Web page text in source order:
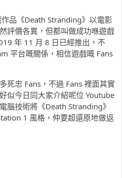
品《Death Stranding》以電影
評價各異，但都叫做成功喺遊戲
年 11 月 8 日已經推出，不
平台嘅關係，相信遊戲嘅 Fans
死忠 Fans，不過 Fans 裡面其實
似今日同大家介紹呢位 Youtube
腦技術將《Death Stranding》
1 風格，仲要超還原地做返